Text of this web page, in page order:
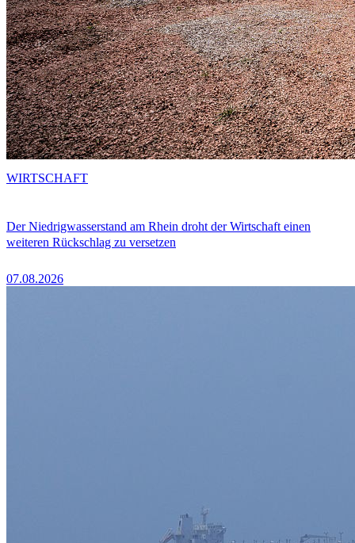
Der Niedrigwasserstand am Rhein droht der Wirtschaft einen
weiteren Rückschlag zu versetzen
07.08.2026
WIRTSCHAFT